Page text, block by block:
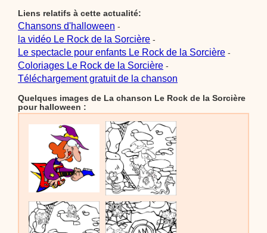
Liens relatifs à cette actualité:
Chansons d'halloween -
la vidéo Le Rock de la Sorcière -
Le spectacle pour enfants Le Rock de la Sorcière -
Coloriages Le Rock de la Sorcière -
Téléchargement gratuit de la chanson
Quelques images de La chanson Le Rock de la Sorcière
pour halloween :